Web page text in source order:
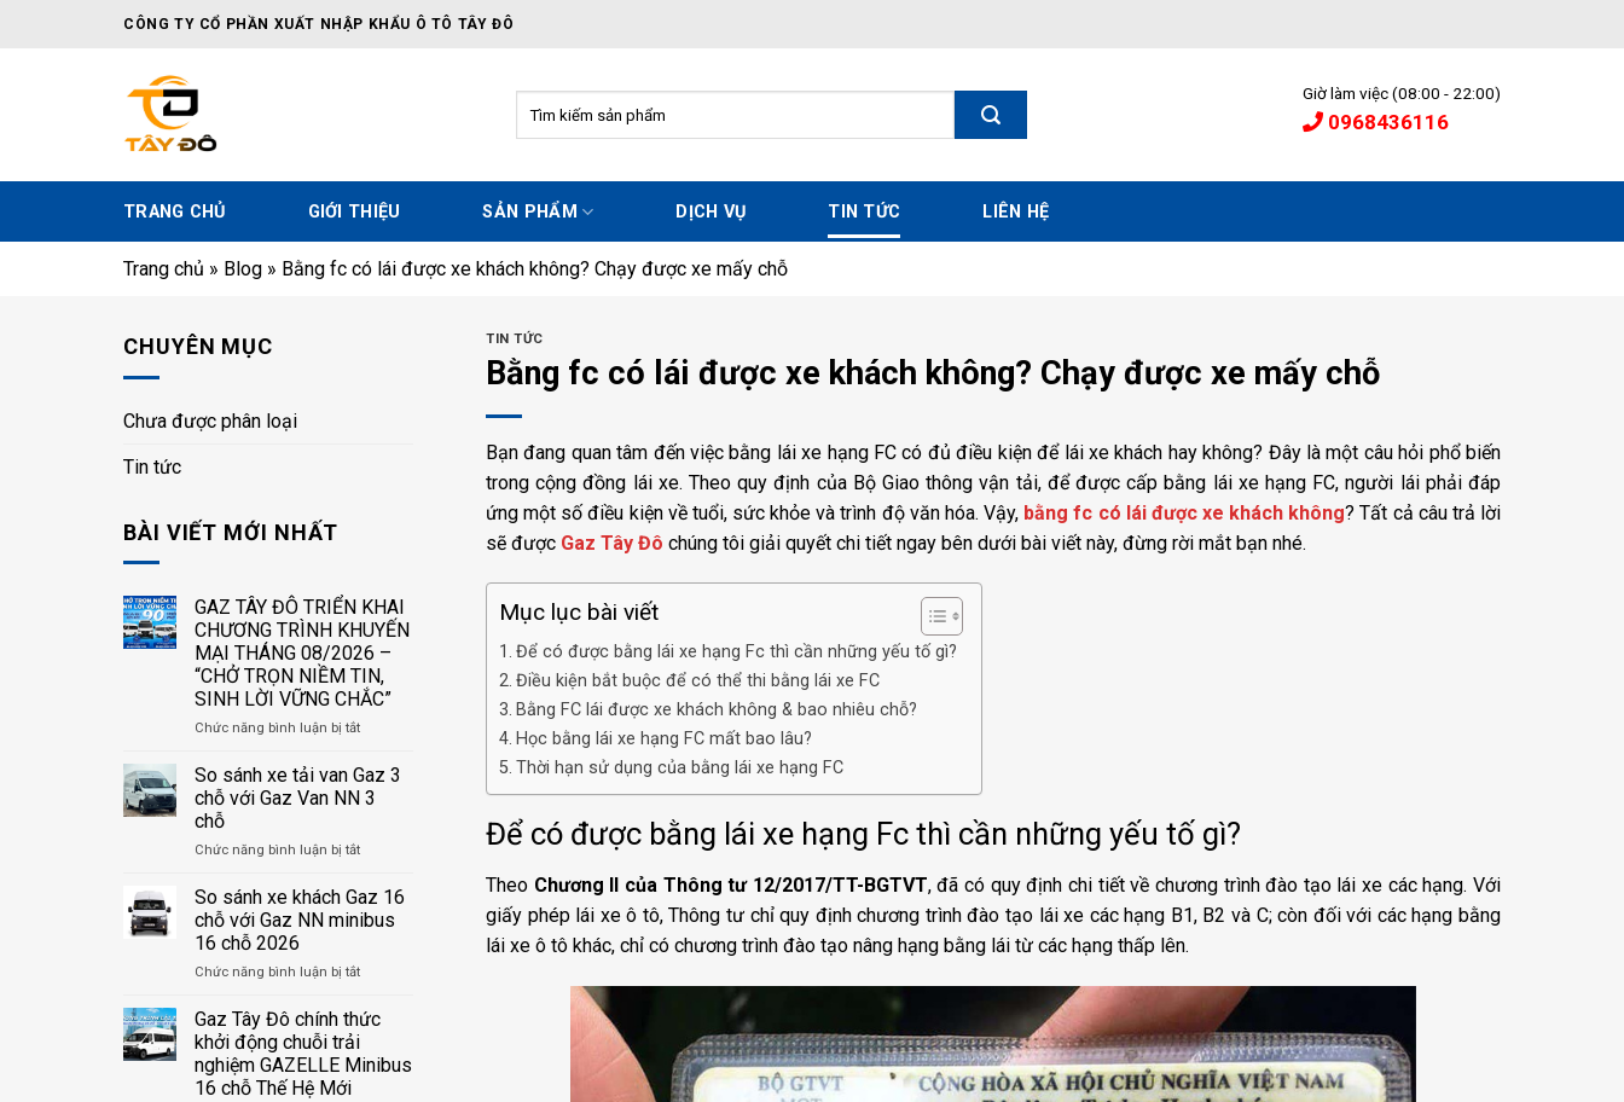
CÔNG TY CỔ PHẦN XUẤT NHẬP KHẨU Ô TÔ TÂY ĐÔ
kiếm:
Giờ làm việc (08:00 - 22:00)
0968436116
TRANG CHỦ GIỚI THIỆU SẢN PHẨM DỊCH VỤ TIN TỨC LIÊN HỆ
Trang chủ » Blog » Bằng fc có lái được xe khách không? Chạy được xe mấy chỗ
CHUYÊN MỤC
Chưa được phân loại
Tin tức
BÀI VIẾT MỚI NHẤT
GAZ TÂY ĐÔ TRIỂN KHAI
CHƯƠNG TRÌNH KHUYẾN
MẠI THÁNG 08/2026 –
“CHỞ TRỌN NIỀM TIN,
SINH LỜI VỮNG CHẮC”
Chức năng bình luận bị tắtở
TÂY
ĐÔ
TRIỂN
CHƯƠNG
KHUYẾN
MẠI
–
TRỌN
NIỀM
TIN,
SINH
So sánh xe tải van Gaz 3
chỗ với Gaz Van NN 3
chỗ
Chức năng bình luận bị tắtở
sánh
xe
tải
Gaz
chỗ
Gaz
Van
So sánh xe khách Gaz 16
chỗ với Gaz NN minibus
16 chỗ 2026
Chức năng bình luận bị tắtở
sánh
khách
Gaz
Gaz Tây Đô chính thức
khởi động chuỗi trải
nghiệm GAZELLE Minibus
16 chỗ Thế Hệ Mới
TIN TỨC
Bằng fc có lái được xe khách không? Chạy được xe mấy chỗ
Bạn đang quan tâm đến việc bằng lái xe hạng FC có đủ điều kiện để lái xe khách hay không? Đây là một câu hỏi phổ biến
trong cộng đồng lái xe. Theo quy định của Bộ Giao thông vận tải, để được cấp bằng lái xe hạng FC, người lái phải đáp
ứng một số điều kiện về tuổi, sức khỏe và trình độ văn hóa. Vậy, bằng fc có lái được xe khách không? Tất cả câu trả lời
sẽ được Gaz Tây Đô chúng tôi giải quyết chi tiết ngay bên dưới bài viết này, đừng rời mắt bạn nhé.
Mục lục bài viết
Để có được bằng lái xe hạng Fc thì cần những yếu tố gì?
Điều kiện bắt buộc để có thể thi bằng lái xe FC
Bằng FC lái được xe khách không & bao nhiêu chỗ?
Học bằng lái xe hạng FC mất bao lâu?
Thời hạn sử dụng của bằng lái xe hạng FC
Để có được bằng lái xe hạng Fc thì cần những yếu tố gì?
Theo Chương II của Thông tư 12/2017/TT-BGTVT, đã có quy định chi tiết về chương trình đào tạo lái xe các hạng. Với
giấy phép lái xe ô tô, Thông tư chỉ quy định chương trình đào tạo lái xe các hạng B1, B2 và C; còn đối với các hạng bằng
lái xe ô tô khác, chỉ có chương trình đào tạo nâng hạng bằng lái từ các hạng thấp lên.